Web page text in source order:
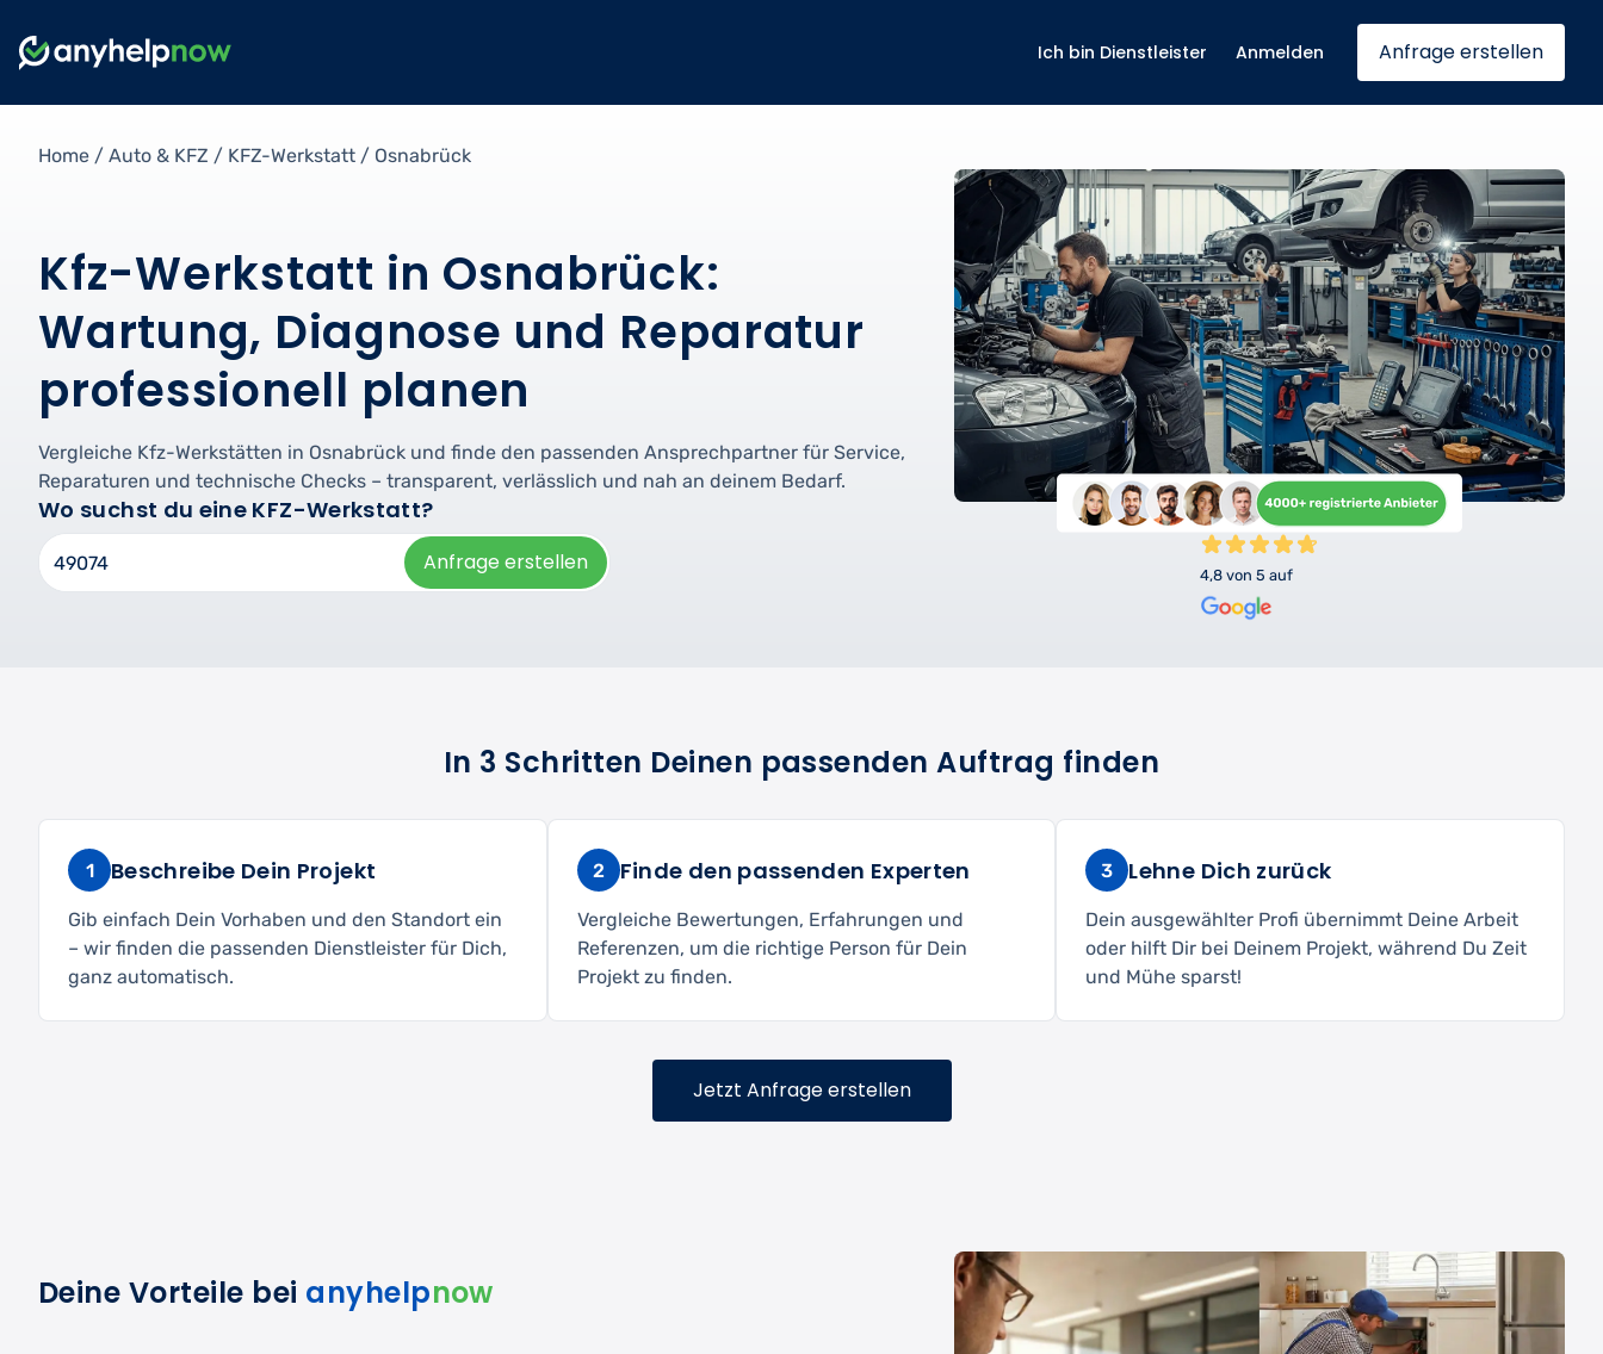
Ich bin Dienstleister Anmelden Anfrage erstellen
Home / Auto & KFZ / KFZ-Werkstatt / Osnabrück
Kfz-Werkstatt in Osnabrück:
Wartung, Diagnose und Reparatur
professionell planen
Vergleiche Kfz-Werkstätten in Osnabrück und finde den passenden Ansprechpartner für Service,
Reparaturen und technische Checks – transparent, verlässlich und nah an deinem Bedarf.
Wo suchst du eine KFZ-Werkstatt?
Anfrage erstellen 4,8 von 5 auf
In 3 Schritten Deinen passenden Auftrag finden
1 Beschreibe Dein Projekt
Gib einfach Dein Vorhaben und den Standort ein
– wir finden die passenden Dienstleister für Dich,
ganz automatisch.
2 Finde den passenden Experten
Vergleiche Bewertungen, Erfahrungen und
Referenzen, um die richtige Person für Dein
Projekt zu finden.
3 Lehne Dich zurück
Dein ausgewählter Profi übernimmt Deine Arbeit
oder hilft Dir bei Deinem Projekt, während Du Zeit
und Mühe sparst!
Jetzt Anfrage erstellen
Deine Vorteile bei anyhelpnow